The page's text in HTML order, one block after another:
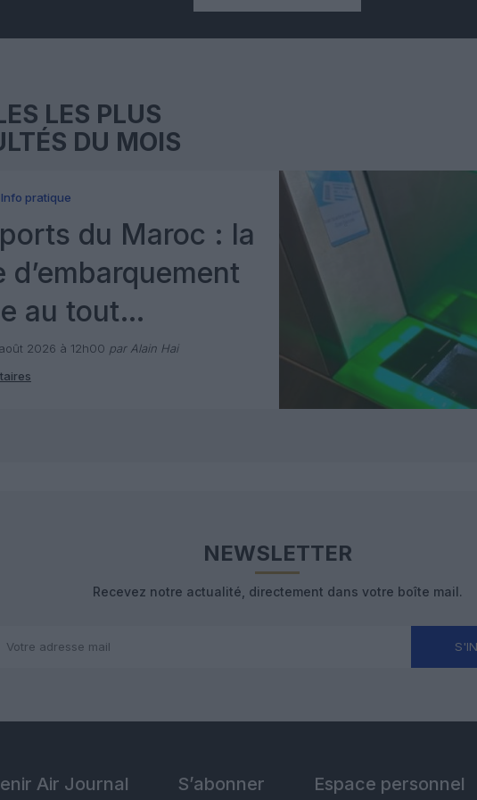
LES PLUS
DU MOIS
Info pratique
du Maroc : la
d’embarquement
au tout
avec Pax
2026 à 12h00 par Alain Hai
NEWSLETTER
Recevez notre actualité, directement dans votre boîte mail.
Air Journal S’abonner Espace personnel